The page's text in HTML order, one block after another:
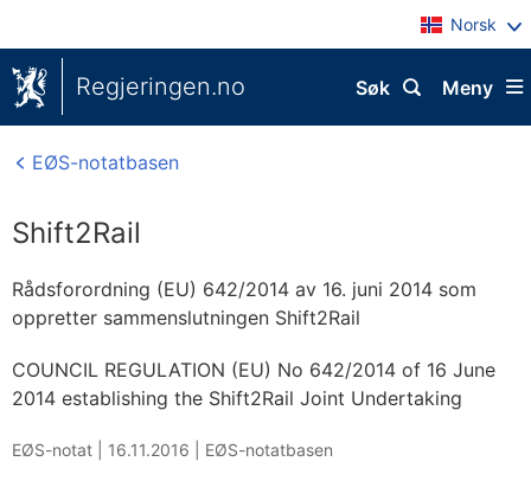
Norsk
Regjeringen.no Meny
Søk
EØS-notatbasen
Shift2Rail
Rådsforordning (EU) 642/2014 av 16. juni 2014 som
oppretter sammenslutningen Shift2Rail
COUNCIL REGULATION (EU) No 642/2014 of 16 June
2014 establishing the Shift2Rail Joint Undertaking
EØS-notat | 16.11.2016 EØS-notatbasen